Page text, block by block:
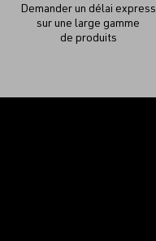
Demander un délai express
sur une large gamme
de produits